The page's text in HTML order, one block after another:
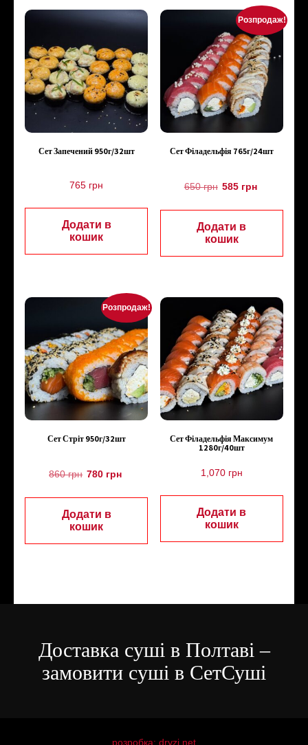
Сет Запечений 950г/32шт
765 грн
Додати в
кошик
Розпродаж!
Сет Філадельфія 765г/24шт
650грн 585 грн
Додати в
кошик
Розпродаж!
Сет Стріт 950г/32шт
860грн 780 грн
Додати в
кошик
Сет Філадельфія Максимум
1280г/40шт
1,070 грн
Додати в
кошик
Доставка суші в Полтаві –
замовити суші в СетСуші
розробка: dryzi.net